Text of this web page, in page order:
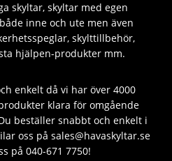
skyltar, skyltar med egen
inne och ute men även
skylttillbehör,
hjälpen-produkter mm.
enkelt då vi har över 4000
klara för omgående
beställer snabbt och enkelt i
oss på sales@havaskyltar.se
på 040-671 7750!